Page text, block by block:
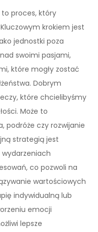
proces, który
krokiem jest
jednostki poza
swoimi pasjami,
które mogły zostać
Dobrym
które chcielibyśmy
Może to
podróże czy rozwijanie
strategią jest
co pozwoli na
wartościowych
indywidualną lub
emocji
lepsze